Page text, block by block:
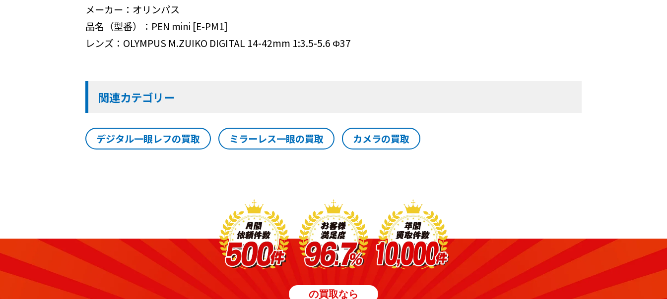
メーカー：オリンパス
品名（型番）：PEN mini [E-PM1]
レンズ：OLYMPUS M.ZUIKO DIGITAL 14-42mm 1:3.5-5.6 Φ37
関連カテゴリー
デジタル一眼レフの買取 ミラーレス一眼の買取 カメラの買取
の買取なら